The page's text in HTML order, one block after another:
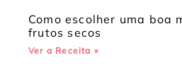
Como escolher uma boa
frutos secos
Ver a Receita »